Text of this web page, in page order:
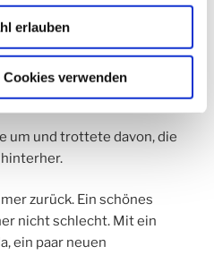
erlauben
verwenden
aus Marmor. Eine Ricke lief
zwei Kitzen. Einen
Köpfe in Karins Richtung
aus schwarzen Augen
letzten Abendrot.
um und trottete davon, die
zurück. Ein schönes
nicht schlecht. Mit ein
ein paar neuen